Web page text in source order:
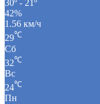
30º - 21º
42%
1.56 км/ч
29℃
Сб
32℃
Вс
24℃
Пн